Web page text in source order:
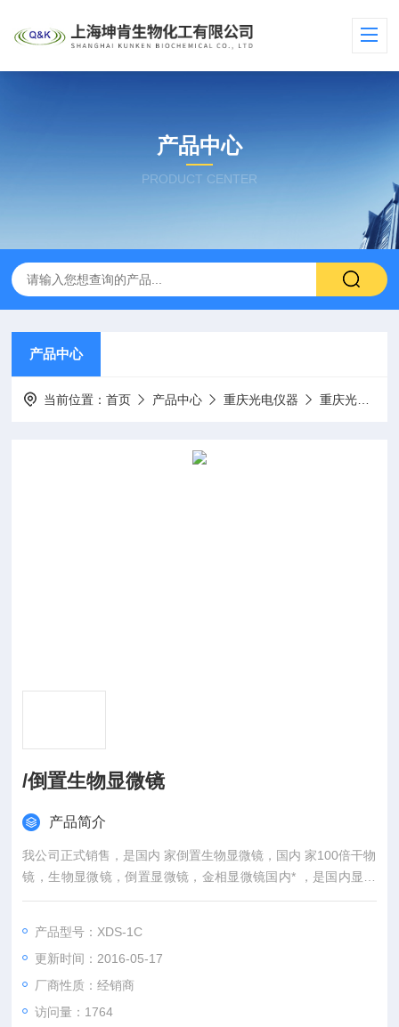
产品中心
PRODUCT CENTER
产品中心
当前位置：首页 产品中心 重庆光电仪器 重庆光电仪器/倒置生物显微镜
/倒置生物显微镜
产品简介
我公司正式销售，是国内 家倒置生物显微镜，国内 家100倍干物
镜，生物显微镜，倒置显微镜，金相显微镜国内* ，是国内显微
镜 出口基地之一。
产品型号：XDS-1C
更新时间：2016-05-17
厂商性质：经销商
访问量：1764